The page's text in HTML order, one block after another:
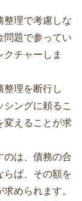
整理で考慮しな
問題で参ってい
チャーしま
整理を断行し
ングに頼るこ
変えることが求
のは、債務の合
らば、その額を
められます。